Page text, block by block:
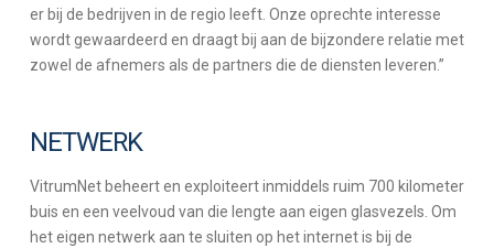
er bij de bedrijven in de regio leeft. Onze oprechte interesse
wordt gewaardeerd en draagt bij aan de bijzondere relatie met
zowel de afnemers als de partners die de diensten leveren.”
NETWERK
VitrumNet beheert en exploiteert inmiddels ruim 700 kilometer
buis en een veelvoud van die lengte aan eigen glasvezels. Om
het eigen netwerk aan te sluiten op het internet is bij de